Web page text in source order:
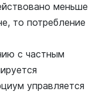
меньше
то потребление
с частным
управляется